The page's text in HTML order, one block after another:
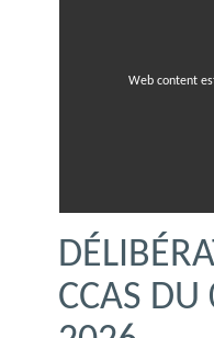
Web content
CCAS